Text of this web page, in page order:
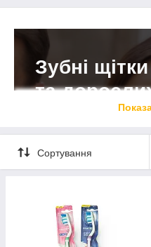
Зубні
та
150
інтернет-
Trading Ltd!
Продукція Oral-B
гігієни зубів та
Замовте у нас
та швидкою
Сортування